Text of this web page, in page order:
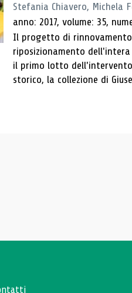
Stefania Chiavero, Michela
anno: 2017, volume: 35,
Il progetto di rinnovamento
riposizionamento
il primo lotto
storico, la collezione di